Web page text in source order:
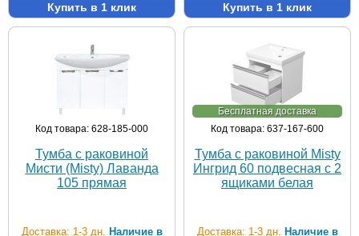
Купить в 1 клик Купить в 1 клик
Код товара: 628-185-000
Тумба с раковиной
Мисти (Misty) Лаванда
105 прямая
Доставка: 1-3 дн. Наличие в
Бесплатная доставка
Код товара: 637-167-600
Тумба с раковиной Misty
Ингрид 60 подвесная с 2
ящиками белая
Доставка: 1-3 дн. Наличие в